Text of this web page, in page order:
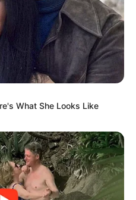
auch die
glasieren.
(nicht kochen!).
brechen und in der
lassen.
What She Looks Like